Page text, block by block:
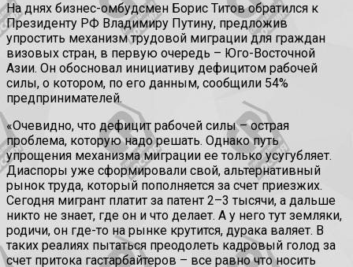
На днях бизнес-омбудсмен Борис Титов обратился к
Президенту РФ Владимиру Путину, предложив
упростить механизм трудовой миграции для граждан
визовых стран, в первую очередь – Юго-Восточной
Азии. Он обосновал инициативу дефицитом рабочей
силы, о котором, по его данным, сообщили 54%
предпринимателей.
«Очевидно, что дефицит рабочей силы – острая
проблема, которую надо решать. Однако путь
упрощения механизма миграции ее только усугубляет.
Диаспоры уже сформировали свой, альтернативный
рынок труда, который пополняется за счет приезжих.
Сегодня мигрант платит за патент 2–3 тысячи, а дальше
никто не знает, где он и что делает. А у него тут земляки,
родичи, он где-то на рынке крутится, дурака валяет. В
таких реалиях пытаться преодолеть кадровый голод за
счет притока гастарбайтеров – все равно что носить